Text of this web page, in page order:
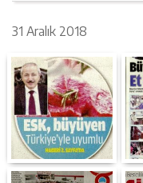
31 Aralık 2018